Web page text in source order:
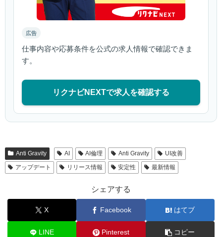
広告
仕事内容や応募条件を公式の求人情報で確認できま
す。
リクナビNEXTで求人を確認する
Anti Gravity AI AI倫理 Anti Gravity
UI改善
アップデート
リリース情報 安定性 最新情報
シェアする
X Facebook はてブ
LINE Pinterest コピー